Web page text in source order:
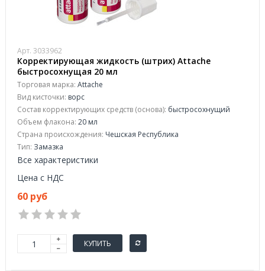
Арт. 3033962
Корректирующая жидкость (штрих) Attache
быстросохнущая 20 мл
Торговая марка: Attache
Вид кисточки: ворс
Состав корректирующих средств (основа): быстросохнущий
Объем флакона: 20 мл
Страна происхождения: Чешская Республика
Тип: Замазка
Все характеристики
Цена с НДС
60 руб
КУПИТЬ